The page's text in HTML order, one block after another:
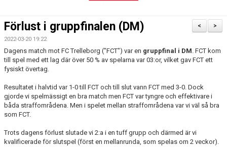
TRUPPEN
KONTAKT
>
<
Förlust i gruppfinalen (DM)
2022-03-20 19:22
Dagens match mot FC Trelleborg ("FCT") var en gruppfinal i DM. FCT kom
till spel med ett lag där över 50 % av spelarna var 03:or, vilket gav FCT ett
fysiskt övertag.
Resultatet i halvtid var 1-0 till FCT och till slut vann FCT med 3-0. Dock
gjorde vi spelmässigt en bra match men FCT var tyngre och effektivare i
båda straffområdena. Men i spelet mellan straffområdena var vi väl så bra
som FCT.
Trots dagens förlust slutade vi 2:a i en tuff grupp och därmed är vi
kvalificerade för slutspel (först en mellanrunda, som spelas om 2 veckor).